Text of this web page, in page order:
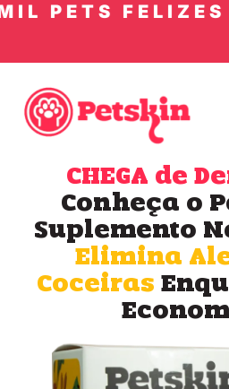
PETS FELIZES
CHEGA de
Conheça o
Suplemento
Elimina
Coceiras